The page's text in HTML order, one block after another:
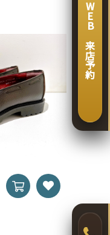
WEB 来店予約